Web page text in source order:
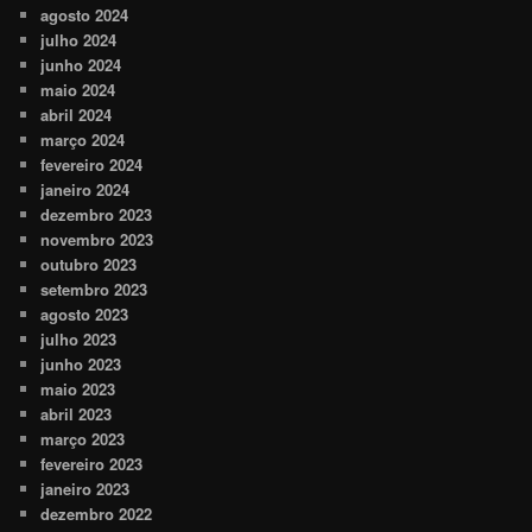
agosto 2024
julho 2024
junho 2024
maio 2024
abril 2024
março 2024
fevereiro 2024
janeiro 2024
dezembro 2023
novembro 2023
outubro 2023
setembro 2023
agosto 2023
julho 2023
junho 2023
maio 2023
abril 2023
março 2023
fevereiro 2023
janeiro 2023
dezembro 2022